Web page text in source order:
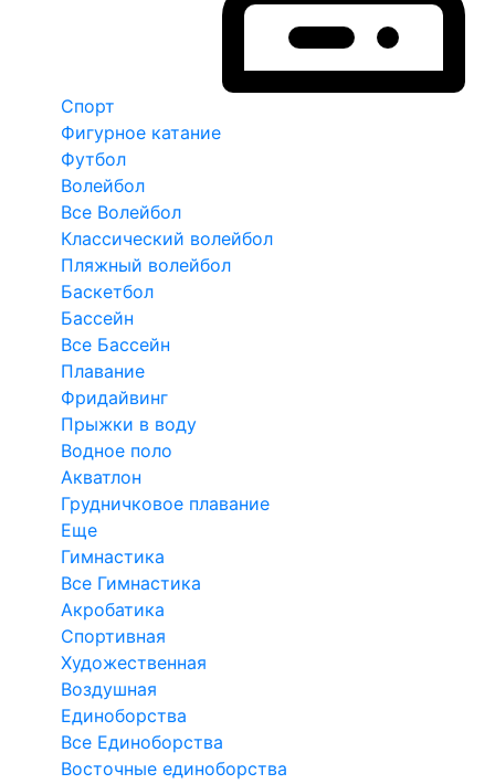
Спорт
Фигурное катание
Футбол
Волейбол
Все Волейбол
Классический волейбол
Пляжный волейбол
Баскетбол
Бассейн
Все Бассейн
Плавание
Фридайвинг
Прыжки в воду
Водное поло
Акватлон
Грудничковое плавание
Еще
Гимнастика
Все Гимнастика
Акробатика
Спортивная
Художественная
Воздушная
Единоборства
Все Единоборства
Восточные единоборства